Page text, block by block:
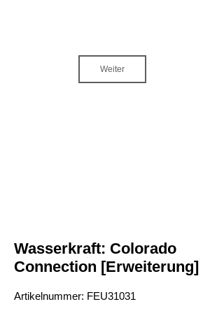
Weiter
Wasserkraft: Colorado
Connection [Erweiterung]
Artikelnummer: Artikelnummer:
FEU31031
FEU31031